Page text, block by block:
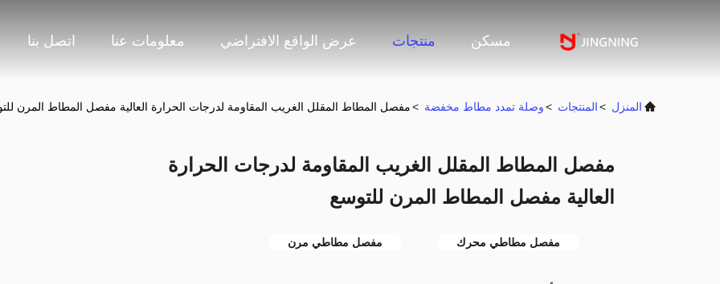
مسكن منتجات عرض الواقع الافتراضي معلومات عنا اتصل بنا
المنزل >المنتجات >وصلة تمدد مطاط مخفضة >مفصل المطاط المقلل الغريب المقاومة لدرجات الحرارة العالية مفصل المطاط المرن
مفصل المطاط المقلل الغريب المقاومة لدرجات الحرارة
العالية مفصل المطاط المرن للتوسع
مفصل مطاطي محرك مفصل مطاطي مرن